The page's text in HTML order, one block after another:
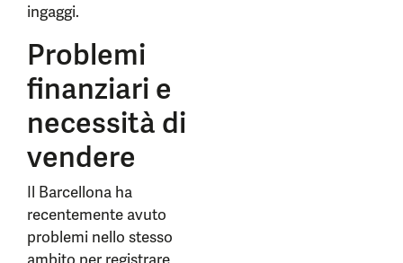
ingaggi.
Problemi
finanziari e
necessità di
vendere
Il Barcellona ha
recentemente avuto
problemi nello stesso